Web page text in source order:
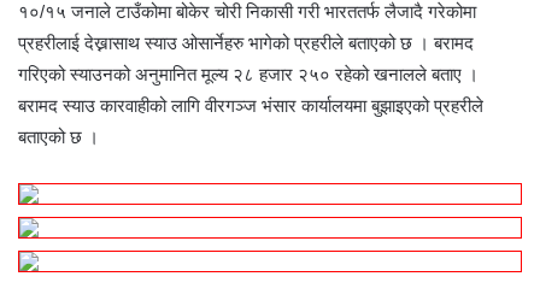
१०/१५ जनाले टाउँकोमा बोकेर चोरी निकासी गरी भारततर्फ लैजादै गरेकोमा
प्रहरीलाई देख्नासाथ स्याउ ओसार्नेहरु भागेको प्रहरीले बताएको छ । बरामद
गरिएको स्याउनको अनुमानित मूल्य २८ हजार २५० रहेको खनालले बताए ।
बरामद स्याउ कारवाहीको लागि वीरगञ्ज भंसार कार्यालयमा बुझाइएको प्रहरीले
बताएको छ ।